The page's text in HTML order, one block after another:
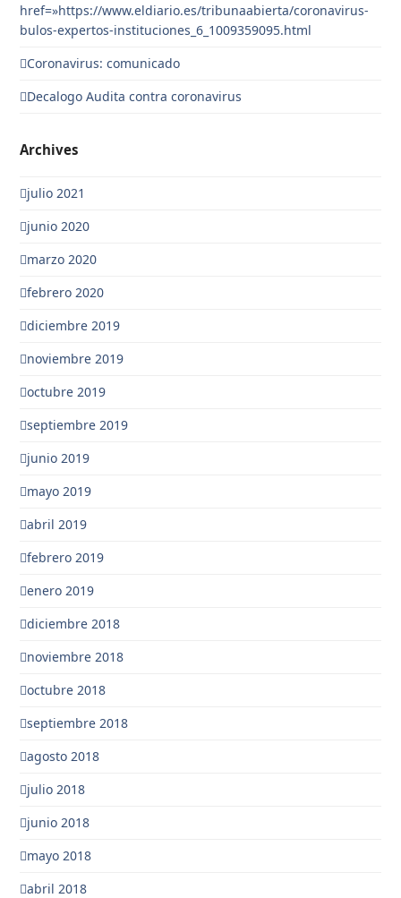
href=»https://www.eldiario.es/tribunaabierta/coronavirus-
bulos-expertos-instituciones_6_1009359095.html
Coronavirus: comunicado
Decalogo Audita contra coronavirus
Archives
julio 2021
junio 2020
marzo 2020
febrero 2020
diciembre 2019
noviembre 2019
octubre 2019
septiembre 2019
junio 2019
mayo 2019
abril 2019
febrero 2019
enero 2019
diciembre 2018
noviembre 2018
octubre 2018
septiembre 2018
agosto 2018
julio 2018
junio 2018
mayo 2018
abril 2018